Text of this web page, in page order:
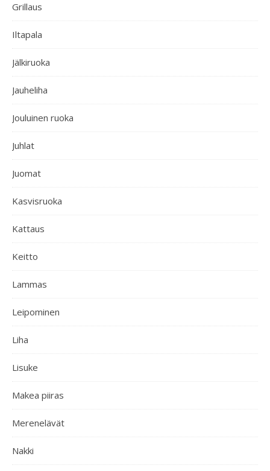
Grillaus
Iltapala
Jälkiruoka
Jauheliha
Jouluinen ruoka
Juhlat
Juomat
Kasvisruoka
Kattaus
Keitto
Lammas
Leipominen
Liha
Lisuke
Makea piiras
Merenelävät
Nakki